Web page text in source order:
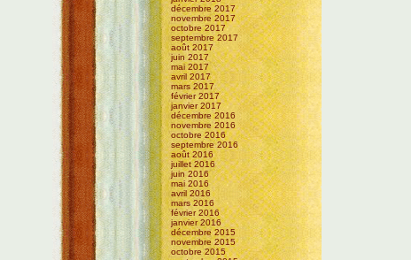
décembre 2017
novembre 2017
octobre 2017
septembre 2017
août 2017
juin 2017
mai 2017
avril 2017
mars 2017
février 2017
janvier 2017
décembre 2016
novembre 2016
octobre 2016
septembre 2016
août 2016
juillet 2016
juin 2016
mai 2016
avril 2016
mars 2016
février 2016
janvier 2016
décembre 2015
novembre 2015
octobre 2015